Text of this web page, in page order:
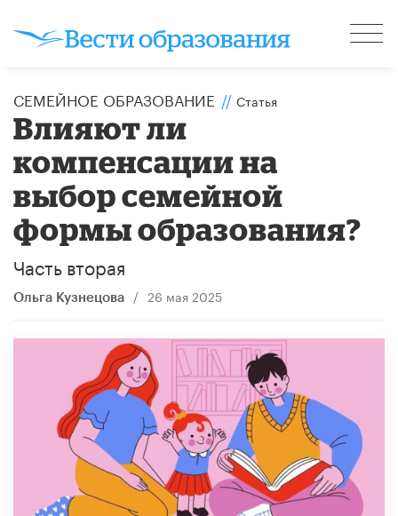
СЕМЕЙНОЕ ОБРАЗОВАНИЕ // Статья
Влияют ли
компенсации на
выбор семейной
формы образования?
Часть вторая
Ольга Кузнецова / 26 мая 2025